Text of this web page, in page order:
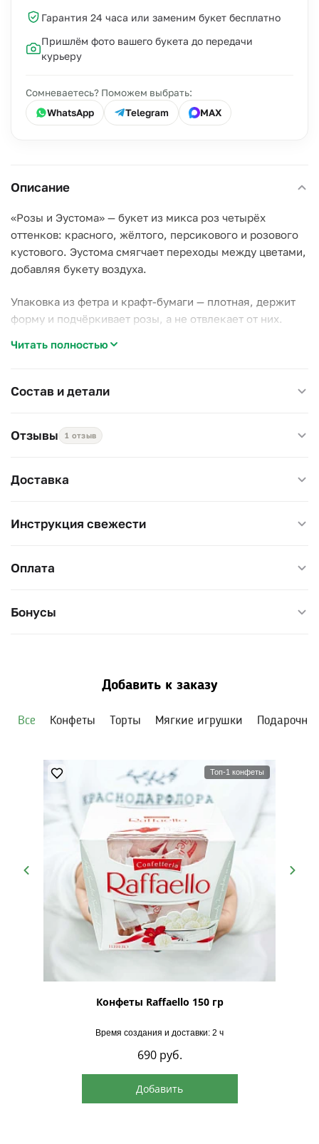
Гарантия 24 часа или заменим букет бесплатно
Пришлём фото вашего букета до передачи
курьеру
Сомневаетесь? Поможем выбрать:
WhatsApp
Telegram MAX
Описание
«Розы и Эустома» — букет из микса роз четырёх
оттенков: красного, жёлтого, персикового и розового
кустового. Эустома смягчает переходы между цветами,
добавляя букету воздуха.
Упаковка из фетра и крафт-бумаги — плотная, держит
форму и подчёркивает розы, а не отвлекает от них.
Почему стоит выбрать этот букет:
чем букет одного цвета;
–Эустома-компаньон.
Заполняет пространство между
Универсальный подарок: подойдёт на день рождения, в
солнца.
Читать полностью
Состав и детали
Отзывы 1 отзыв
Доставка
Инструкция свежести
Оплата
Бонусы
Добавить к заказу
Все Конфеты Торты Мягкие игрушки
Топ-1 конфеты
Конфеты Raffaello 150 гр
Время создания и доставки: 2 ч
690 руб.
Добавить